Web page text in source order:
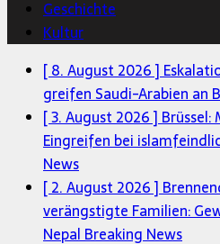
Geschichte
Kultur
[ 8. August 2026 ]
greifen Saudi-Arabien an
[ 3. August 2026 ] Brüssel:
Eingreifen bei
News
[ 2. August 2026 ]
verängstigte Familien:
Nepal Breaking News